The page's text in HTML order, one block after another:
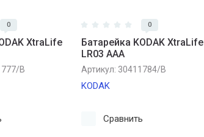
0
XtraLife
B
0
Батарейка KODAK XtraLife
LR03 ААА
Артикул: 30411784/В
KODAK
Сравнить